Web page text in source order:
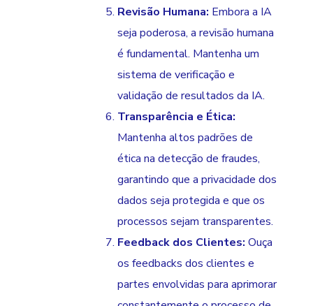
Revisão Humana: Embora a IA
seja poderosa, a revisão humana
é fundamental. Mantenha um
sistema de verificação e
validação de resultados da IA.
Transparência e Ética:
Mantenha altos padrões de
ética na detecção de fraudes,
garantindo que a privacidade dos
dados seja protegida e que os
processos sejam transparentes.
Feedback dos Clientes: Ouça
os feedbacks dos clientes e
partes envolvidas para aprimorar